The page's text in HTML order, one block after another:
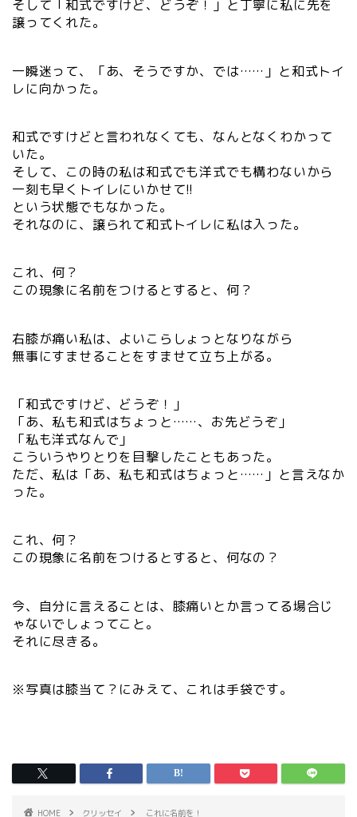
そして「和式ですけど、どうぞ！」と丁寧に私に先を
譲ってくれた。
一瞬迷って、「あ、そうですか、では……」と和式トイ
レに向かった。
和式ですけどと言われなくても、なんとなくわかって
いた。
そして、この時の私は和式でも洋式でも構わないから
一刻も早くトイレにいかせて!!
という状態でもなかった。
それなのに、譲られて和式トイレに私は入った。
これ、何？
この現象に名前をつけるとすると、何？
右膝が痛い私は、よいこらしょっとなりながら
無事にすませることをすませて立ち上がる。
「和式ですけど、どうぞ！」
「あ、私も和式はちょっと……、お先どうぞ」
「私も洋式なんで」
こういうやりとりを目撃したこともあった。
ただ、私は「あ、私も和式はちょっと……」と言えなか
った。
これ、何？
この現象に名前をつけるとすると、何なの？
今、自分に言えることは、膝痛いとか言ってる場合じ
ゃないでしょってこと。
それに尽きる。
※写真は膝当て？にみえて、これは手袋です。
HOME クリッセイ これに名前を！